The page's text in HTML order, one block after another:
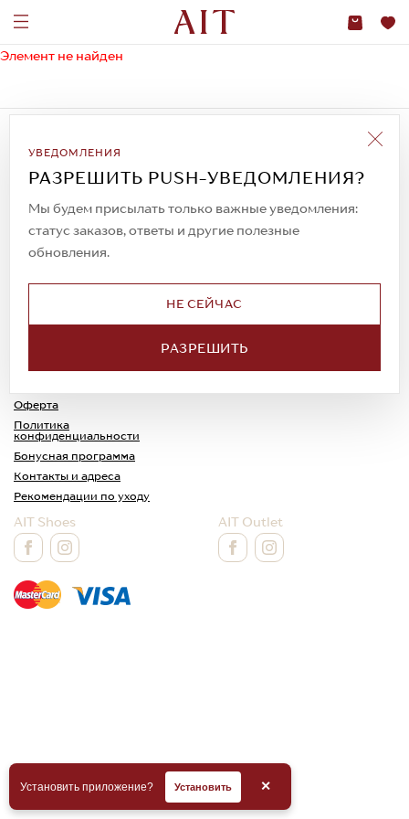
Элемент не найден
УВЕДОМЛЕНИЯ
РАЗРЕШИТЬ PUSH-УВЕДОМЛЕНИЯ?
Мы будем присылать только важные уведомления:
статус заказов, ответы и другие полезные
обновления.
НЕ СЕЙЧАС
РАЗРЕШИТЬ
Всегда будьте в курсе новых акций и
спецпредложений!
О нас
Оферта
Политика
конфиденциальности
Примерка
Обмен и возврат
Бонусная программа
Контакты и адреса
Рекомендации по уходу
AIT Shoes AIT Outlet
Установить приложение? Установить ✕